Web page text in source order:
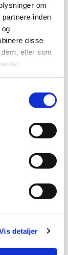
om
inden
disse
eller som
detaljer